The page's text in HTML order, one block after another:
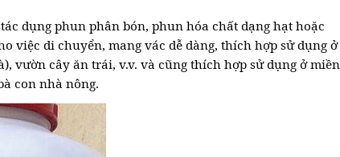
dụng phun phân bón, phun hóa chất dạng hạt hoặc
việc di chuyển, mang vác dễ dàng, thích hợp sử dụng ở
vườn cây ăn trái, v.v. và cũng thích hợp sử dụng ở miền
con nhà nông.